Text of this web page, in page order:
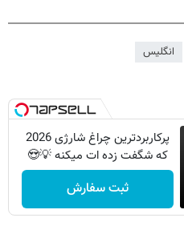
انگلیس
پرکاربردترین چراغ شارژی 2026
که شگفت زده ات میکنه 💡😍
ثبت سفارش